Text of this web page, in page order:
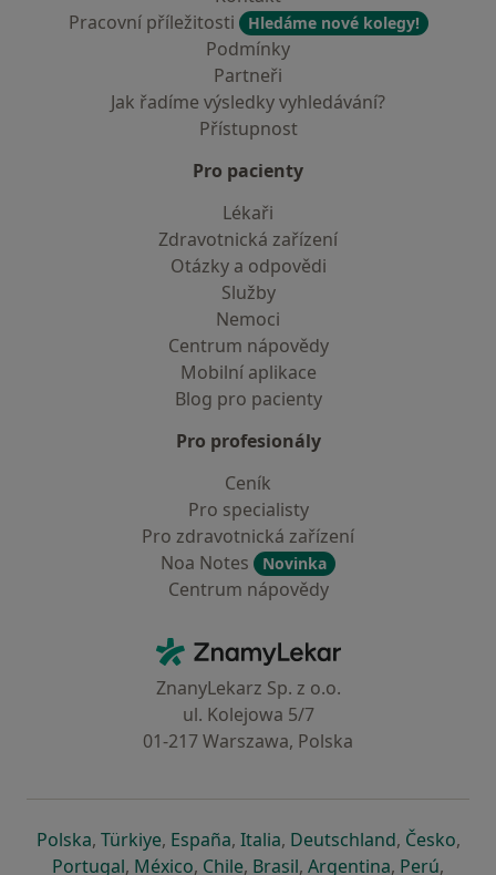
Pracovní příležitosti
Hledáme nové kolegy!
Podmínky
Partneři
Jak řadíme výsledky vyhledávání?
Přístupnost
Pro pacienty
Lékaři
Zdravotnická zařízení
Otázky a odpovědi
Služby
Nemoci
Centrum nápovědy
Mobilní aplikace
Blog pro pacienty
Pro profesionály
Ceník
Pro specialisty
Pro zdravotnická zařízení
Noa Notes
Novinka
Centrum nápovědy
ZnamyLekar - Hlavní stránka
ZnanyLekarz Sp. z o.o.
ul. Kolejowa 5/7
01-217 Warszawa, Polska
Polskase otevře v nové záložce
, Türkiyese otevře v nové záložce
, Españase otevře v nové záložce
, Italiase otevře v nové záložce
, Deutschlandse otevře v
, Českose
,
Portugalse otevře v nové záložce
, Méxicose otevře v nové záložce
, Chilese otevře v nové záložce
, Brasilse otevře v nové
, Argentinase otevře v
, Perúse
,